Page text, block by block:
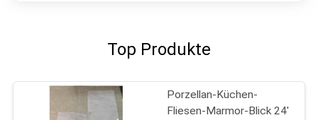
Top Produkte
Porzellan-Küchen-
Fliesen-Marmor-Blick 24'